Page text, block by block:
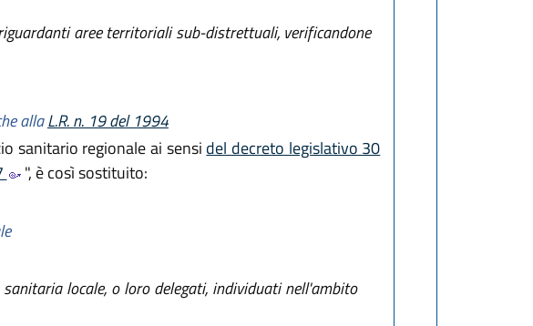
aree territoriali sub-distrettuali, verificandone
allaL.R. n. 19 del 1994
sanitario regionale ai sensi del decreto legislativo 30
", è così sostituito:
locale, o loro delegati, individuati nell'ambito